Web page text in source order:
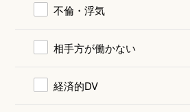
不倫・浮気
相手方が働かない
経済的DV